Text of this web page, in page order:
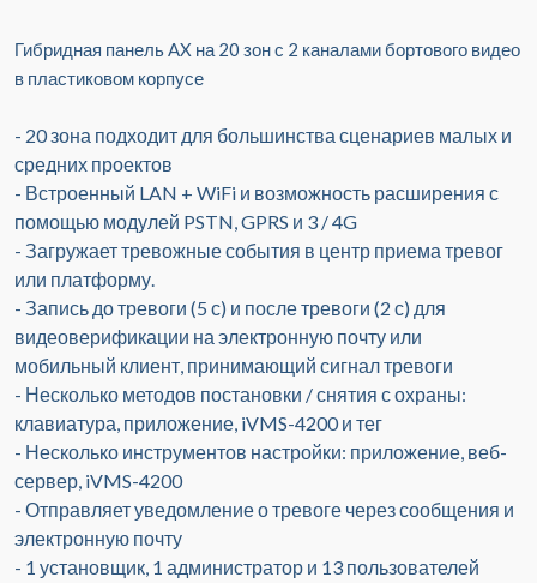
Гибридная панель AX на 20 зон с 2 каналами бортового видео
в пластиковом корпусе
- 20 зона подходит для большинства сценариев малых и
средних проектов
- Встроенный LAN + WiFi и возможность расширения с
помощью модулей PSTN, GPRS и 3 / 4G
- Загружает тревожные события в центр приема тревог
или платформу.
- Запись до тревоги (5 с) и после тревоги (2 с) для
видеоверификации на электронную почту или
мобильный клиент, принимающий сигнал тревоги
- Несколько методов постановки / снятия с охраны:
клавиатура, приложение, iVMS-4200 и тег
- Несколько инструментов настройки: приложение, веб-
сервер, iVMS-4200
- Отправляет уведомление о тревоге через сообщения и
электронную почту
- 1 установщик, 1 администратор и 13 пользователей